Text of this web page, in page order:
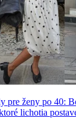
pre ženy po 40:
lichotia